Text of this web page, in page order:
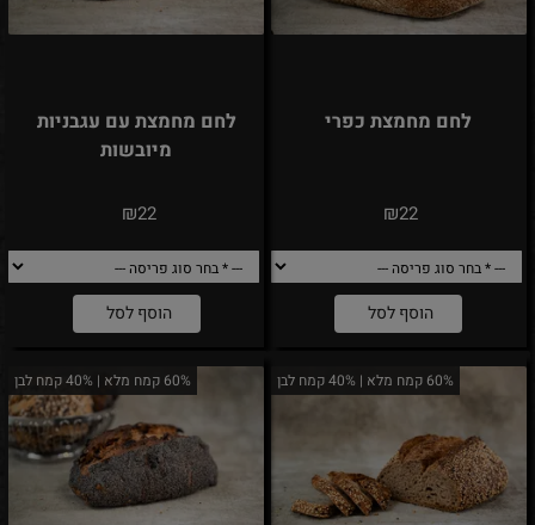
לחם מחמצת כפרי
₪22
הוסף לסל
לחם מחמצת עם עגבניות
מיובשות
₪22
הוסף לסל
60% קמח מלא | 40% קמח לבן 60% קמח מלא | 40% קמח לבן